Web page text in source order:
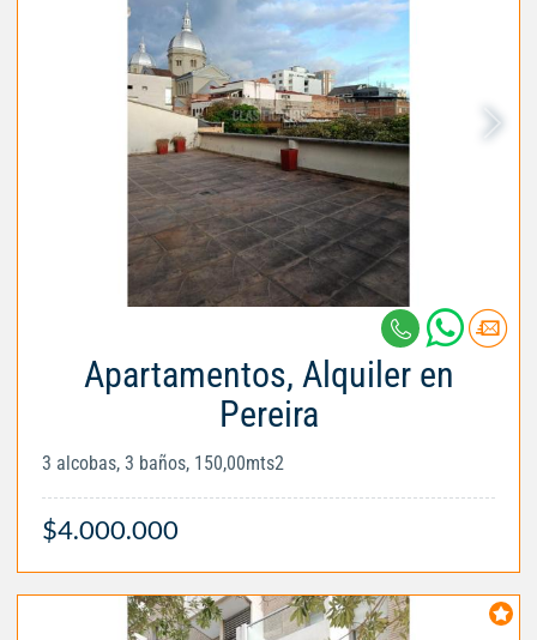
Apartamentos, Alquiler en
Pereira
3 alcobas, 3 baños, 150,00mts2
$4.000.000